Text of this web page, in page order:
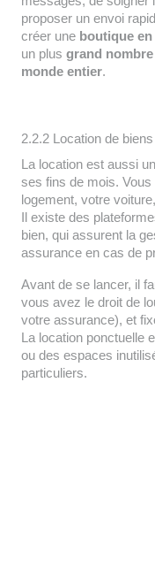
proposer un envoi
créer une boutique
un plus grand nombre
monde entier.
2.2.2 Location de
La location est aussi
ses fins de mois.
logement, votre
Il existe des
bien, qui assurent la
assurance en cas de
Avant de se lancer, il
vous avez le droit de
votre assurance), et
La location ponctuelle
ou des espaces
particuliers.